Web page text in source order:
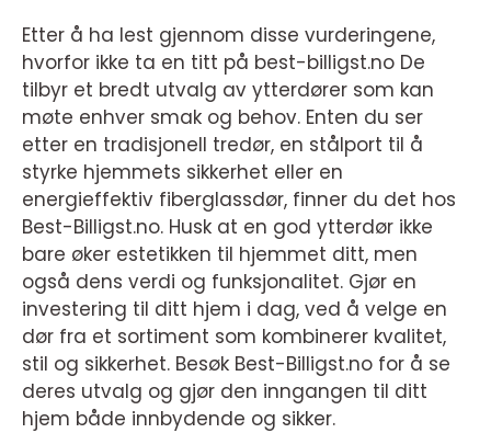
Etter å ha lest gjennom disse vurderingene,
hvorfor ikke ta en titt på best-billigst.no De
tilbyr et bredt utvalg av ytterdører som kan
møte enhver smak og behov. Enten du ser
etter en tradisjonell tredør, en stålport til å
styrke hjemmets sikkerhet eller en
energieffektiv fiberglassdør, finner du det hos
Best-Billigst.no. Husk at en god ytterdør ikke
bare øker estetikken til hjemmet ditt, men
også dens verdi og funksjonalitet. Gjør en
investering til ditt hjem i dag, ved å velge en
dør fra et sortiment som kombinerer kvalitet,
stil og sikkerhet. Besøk Best-Billigst.no for å se
deres utvalg og gjør den inngangen til ditt
hjem både innbydende og sikker.